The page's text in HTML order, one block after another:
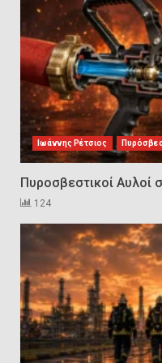
1
2
3
4
Ιωάννης Ρέτσιος
Πυροσβεστικοί Αυλοί
124